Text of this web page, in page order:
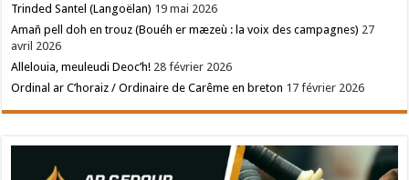
Trinded Santel (Langoëlan) 19 mai 2026
Amañ pell doh en trouz (Bouéh er mæzeù : la voix des campagnes) 27
avril 2026
Allelouia, meuleudi Deoc’h! 28 février 2026
Ordinal ar C’horaiz / Ordinaire de Carême en breton 17 février 2026